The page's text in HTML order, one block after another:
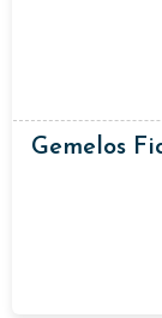
Gemelos